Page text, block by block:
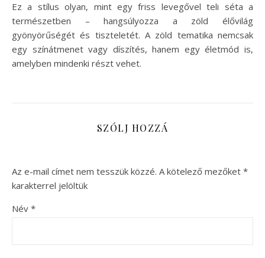
Ez a stílus olyan, mint egy friss levegővel teli séta a
természetben – hangsúlyozza a zöld élővilág
gyönyörűségét és tiszteletét. A zöld tematika nemcsak
egy színátmenet vagy díszítés, hanem egy életmód is,
amelyben mindenki részt vehet.
SZÓLJ HOZZÁ
Az e-mail címet nem tesszük közzé. A kötelező mezőket *
karakterrel jelöltük
Név *